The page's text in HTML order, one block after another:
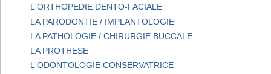
L'ORTHOPEDIE DENTO-FACIALE
LA PARODONTIE / IMPLANTOLOGIE
LA PATHOLOGIE / CHIRURGIE BUCCALE
LA PROTHESE
L'ODONTOLOGIE CONSERVATRICE